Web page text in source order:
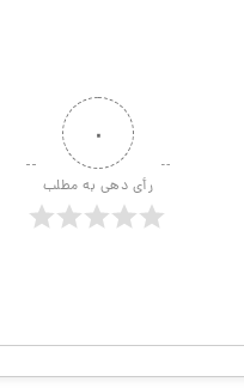
۰
رأی دهی به مطلب